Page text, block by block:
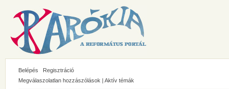
Belépés Regisztráció
Megválaszolatlan hozzászólások | Aktív témák